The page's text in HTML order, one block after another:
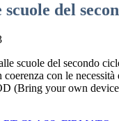
scuole del
scuole del secondo
con le
(Bring your own